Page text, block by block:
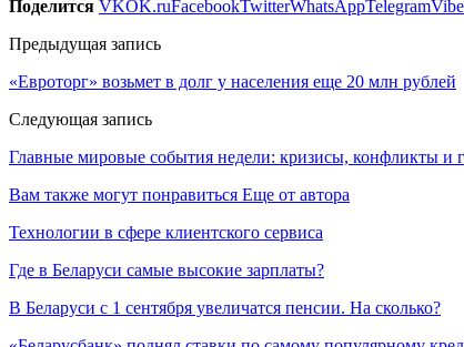
Поделится VKOK.ruFacebookTwitterWhatsAppTelegram
Предыдущая запись
«Евроторг» возьмет в долг у населения еще 20 млн рублей
Следующая запись
Главные мировые события недели: кризисы, конфликты и
Вам также могут понравиться Еще от автора
Технологии в сфере клиентского сервиса
Где в Беларуси самые высокие зарплаты?
В Беларуси с 1 сентября увеличатся пенсии. На сколько?